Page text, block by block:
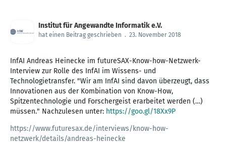
Institut für Angewandte Informatik e.V.
hat einen Beitrag geschrieben . 23. November 2018
InfAI Andreas Heinecke im futureSAX-Know-how-Netzwerk-
Interview zur Rolle des InfAI im Wissens- und
Technologietransfer. "Wir am InfAI sind davon überzeugt, dass
Innovationen aus der Kombination von Know-How,
Spitzentechnologie und Forschergeist erarbeitet werden (…)
müssen." Nachzulesen unter: https://goo.gl/18Xx9P
https://www.futuresax.de/interviews/know-how-
netzwerk/details/andreas-heinecke